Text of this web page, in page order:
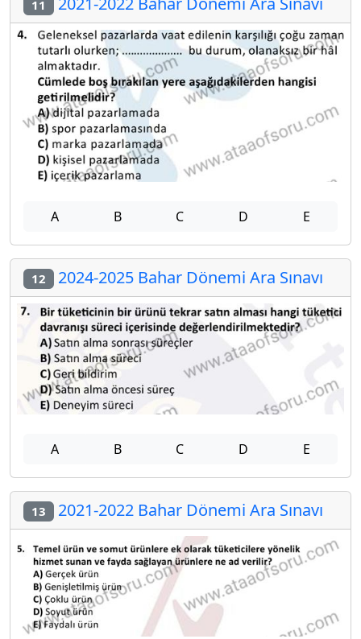
11
A B C D E
12 2024-2025 Bahar Dönemi Ara Sınavı
A B C D E
13 2021-2022 Bahar Dönemi Ara Sınavı